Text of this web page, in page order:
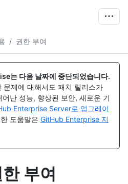
/ 권한 부여
는 다음 날짜에 중단되었습니다.
문제에 대해서도 패치 릴리스가
난 성능, 향상된 보안, 새로운 기
Enterprise Server로 업그레이
도움말은 GitHub Enterprise 지
부여